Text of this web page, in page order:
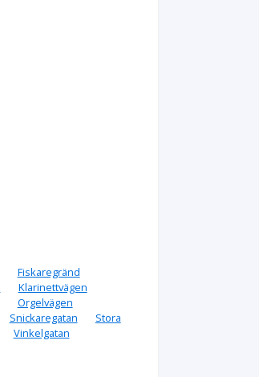
Fiskaregränd
Klarinettvägen
Orgelvägen
Snickaregatan
Stora
Vinkelgatan